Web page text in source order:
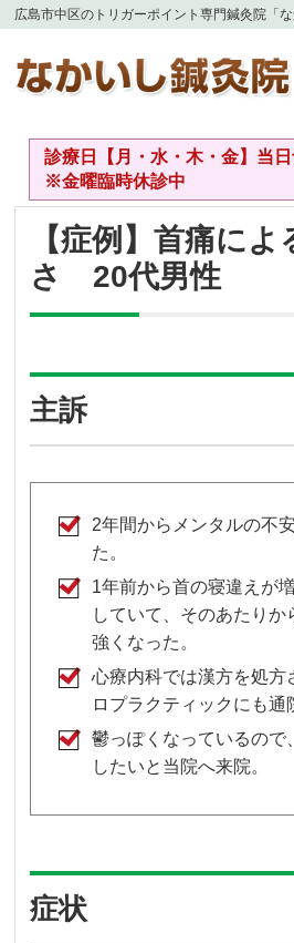
広島市中区のトリガーポイント専門鍼灸院「な
診療日【月・水・木・金】当日
※金曜臨時休診中
【症例】首痛に
さ 20代男性
主訴
2年間からメンタルの不
た。
1年前から首の寝違えが
していて、そのあたりか
強くなった。
心療内科では漢方を処方
ロプラクティックにも通
鬱っぽくなっているので
したいと当院へ来院。
症状